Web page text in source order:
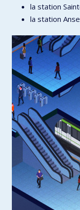
la station
la station